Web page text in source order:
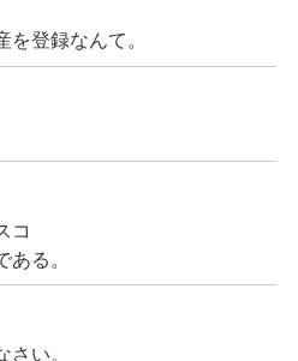
を登録なんて。
コ
る。
い。